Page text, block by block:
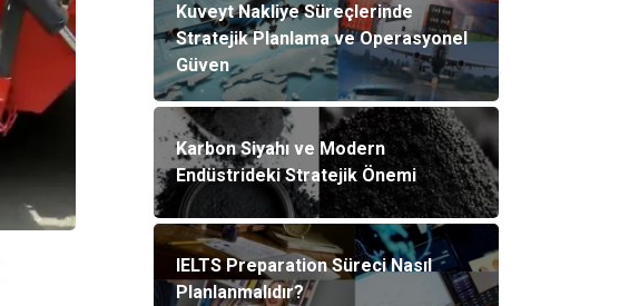
Kuveyt Nakliye Süreçlerinde
Stratejik Planlama ve Operasyonel
Güven
Karbon Siyahı ve Modern
Endüstrideki Stratejik Önemi
IELTS Preparation Süreci Nasıl
Planlanmalıdır?